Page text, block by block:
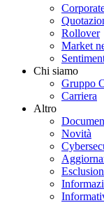
Rollover
Market
Chi siamo
Gruppo
Carriera
Altro
Novità